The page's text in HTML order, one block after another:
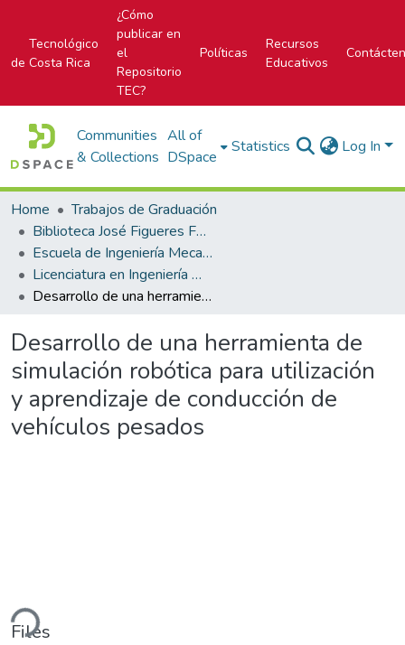
Tecnológico
de Costa Rica
¿Cómo
publicar en
el
Repositorio
TEC?
Políticas
Recursos
Educativos
Communities
& Collections
All of
DSpace
Statistics Log In
Home
Trabajos de Graduación
Biblioteca José Figueres Ferrer
Escuela de Ingeniería Mecatrónica (antes era Área Académica de Ingeniería Mecatrónica)
Licenciatura en Ingeniería Mecatrónica
Desarrollo de una herramienta de simulación robótica para utilización y aprendizaje de conducción de vehículos pesados
Desarrollo de una herramienta de
simulación robótica para utilización
y aprendizaje de conducción de
vehículos pesados
Files